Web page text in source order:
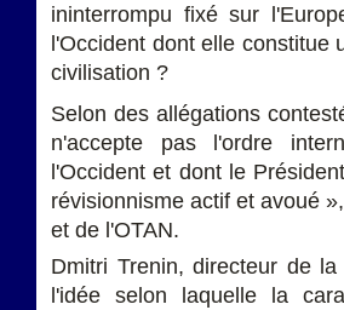
ininterrompu fixé sur
l'Occident dont elle
civilisation ?
Selon des allégations
n'accepte pas l'ordre
l'Occident et dont le
révisionnisme actif et avoué
et de l'OTAN.
Dmitri Trenin, directeur de
l'idée selon laquelle la